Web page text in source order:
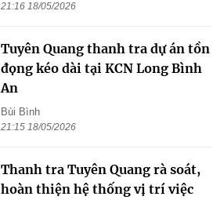
21:16 18/05/2026
Tuyên Quang thanh tra dự án tồn
đọng kéo dài tại KCN Long Bình
An
Bùi Bình
21:15 18/05/2026
Thanh tra Tuyên Quang rà soát,
hoàn thiện hệ thống vị trí việc